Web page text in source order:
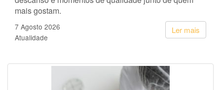
mais gostam.
Ler mais
7 Agosto 2026
Atualidade